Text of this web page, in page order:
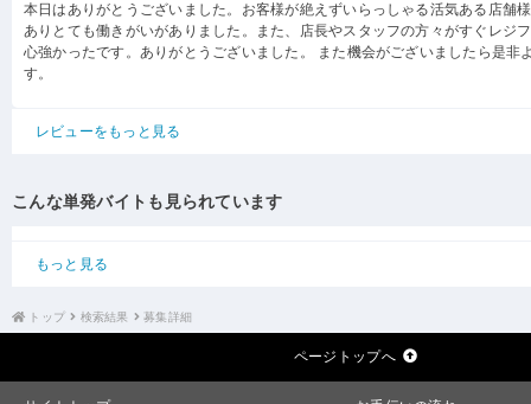
本日はありがとうございました。お客様が絶えずいらっしゃる活気ある店舗
ありとても働きがいがありました。また、店長やスタッフの方々がすぐレジ
心強かったです。ありがとうございました。 また機会がございましたら是非
す。
レビューをもっと見る
こんな単発バイトも見られています
もっと見る
トップ 検索結果 募集詳細
ページトップへ